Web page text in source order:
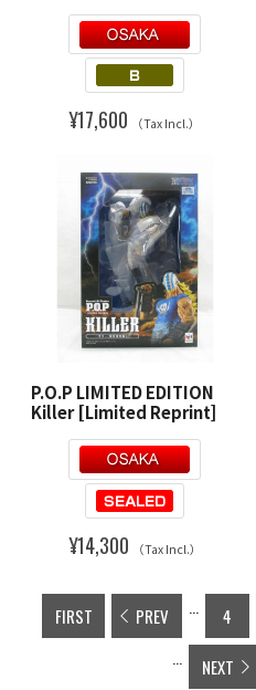
¥17,600 （Tax Incl.）
P.O.P LIMITED EDITION
Killer [Limited Reprint]
¥14,300 （Tax Incl.）
FIRST PREV ... 4
...
NEXT